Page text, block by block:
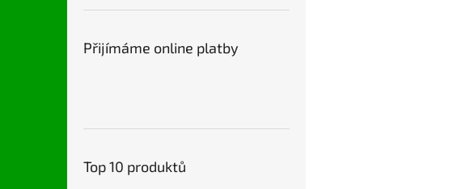
Přijímáme online platby
Top 10 produktů